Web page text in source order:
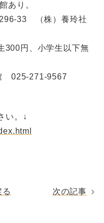
り。
33 （株）養玲社
300円、小学生以下無
025-271-9567
い。↓
次の記事